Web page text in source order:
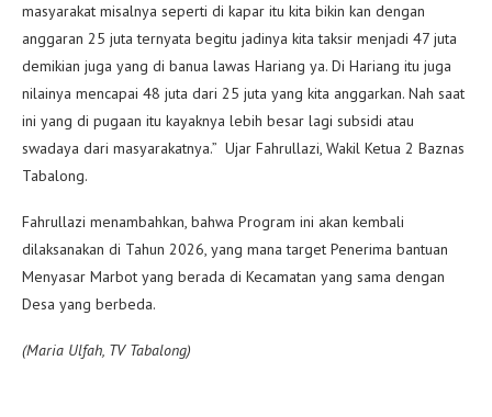
masyarakat misalnya seperti di kapar itu kita bikin kan dengan
anggaran 25 juta ternyata begitu jadinya kita taksir menjadi 47 juta
demikian juga yang di banua lawas Hariang ya. Di Hariang itu juga
nilainya mencapai 48 juta dari 25 juta yang kita anggarkan. Nah saat
ini yang di pugaan itu kayaknya lebih besar lagi subsidi atau
swadaya dari masyarakatnya.” Ujar Fahrullazi, Wakil Ketua 2 Baznas
Tabalong.
Fahrullazi menambahkan, bahwa Program ini akan kembali
dilaksanakan di Tahun 2026, yang mana target Penerima bantuan
Menyasar Marbot yang berada di Kecamatan yang sama dengan
Desa yang berbeda.
(Maria Ulfah, TV Tabalong)